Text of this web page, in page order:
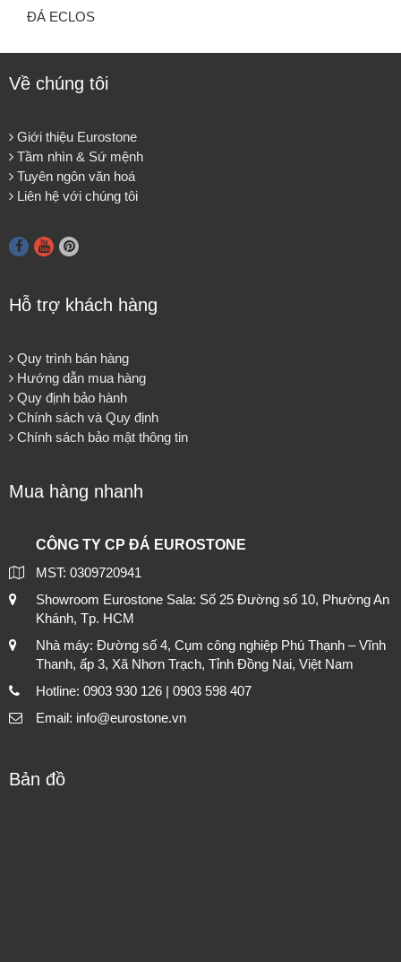
ĐÁ ECLOS
Về chúng tôi
Giới thiệu Eurostone
Tầm nhìn & Sứ mệnh
Tuyên ngôn văn hoá
Liên hệ với chúng tôi
Hỗ trợ khách hàng
Quy trình bán hàng
Hướng dẫn mua hàng
Quy định bảo hành
Chính sách và Quy định
Chính sách bảo mật thông tin
Mua hàng nhanh
CÔNG TY CP ĐÁ EUROSTONE
MST: 0309720941
Showroom Eurostone Sala: Số 25 Đường số 10, Phường An
Khánh, Tp. HCM
Nhà máy: Đường số 4, Cụm công nghiệp Phú Thạnh – Vĩnh
Thanh, ấp 3, Xã Nhơn Trạch, Tỉnh Đồng Nai, Việt Nam
Hotline: 0903 930 126 | 0903 598 407
Email: info@eurostone.vn
Bản đồ